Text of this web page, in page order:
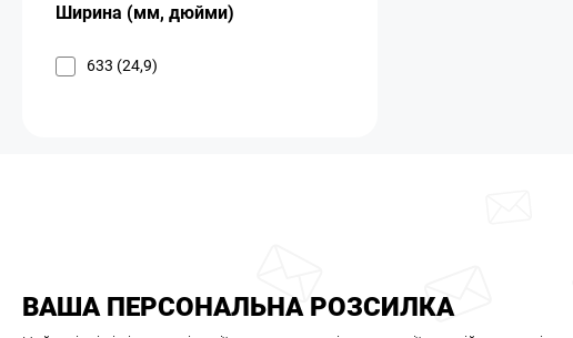
Ширина (мм, дюйми)
633 (24,9)
ВАША ПЕРСОНАЛЬНА РОЗСИЛКА